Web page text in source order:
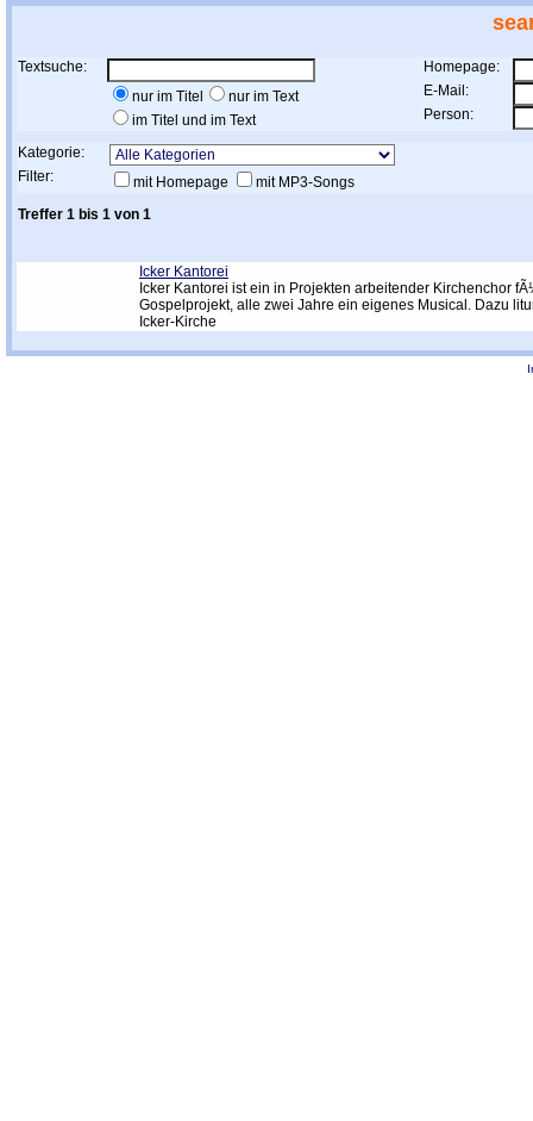
Textsuche:
Homepage:
nur im Titel
nur im Text
E-Mail:
im Titel und im Text
Person:
Kategorie:
Filter:
mit Homepage
mit MP3-Songs
Treffer 1 bis 1 von 1
Icker Kantorei
Icker Kantorei ist ein in Projekten arbeitender Kirchenchor
Gospelprojekt, alle zwei Jahre ein eigenes Musical. Dazu
Icker-Kirche